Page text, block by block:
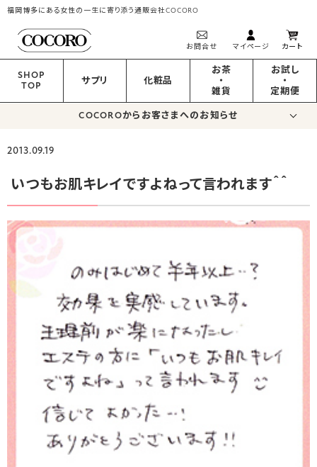
福岡博多にある女性の一生に寄り添う通販会社COCORO
お問合せ マイページ カート
SHOP
TOP
サプリ 化粧品
お茶
・
雑貨
お試し
・
定期便
COCOROからお客さまへのお知らせ
2013.09.19
いつもお肌キレイですよねって言われます＾＾